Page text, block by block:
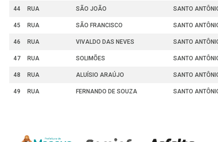
44 RUA SÃO JOÃO SANTO
45 RUA SÃO FRANCISCO SANTO
46 RUA VIVALDO DAS NEVES SANTO
47 RUA SOLIMÕES SANTO
48 RUA ALUÍSIO ARAÚJO SANTO
49 RUA FERNANDO DE SOUZA SANTO